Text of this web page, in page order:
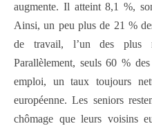
augmente. Il atteint 8,1 %,
Ainsi, un peu plus de 21 %
de travail, l’un des plus
Parallèlement, seuls 60 %
emploi, un taux toujours
européenne. Les seniors
chômage que leurs voisins